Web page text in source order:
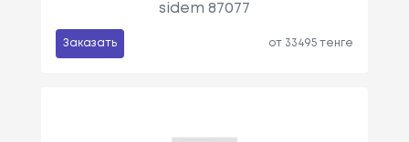
sidem 87077
Заказать от 33495 тенге